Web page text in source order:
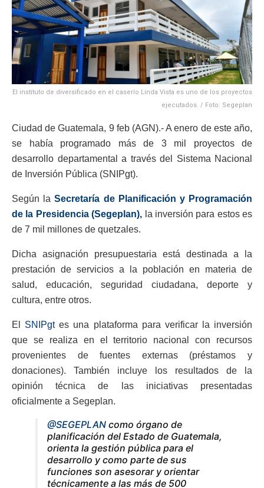
El instituto de diversificado en el caserío Linda Vista es uno de los proyectos
ejecutados. / Foto: Segeplan
Ciudad de Guatemala, 9 feb (AGN).- A enero de este año,
se había programado más de 3 mil proyectos de
desarrollo departamental a través del Sistema Nacional
de Inversión Pública (SNIPgt).
Según laSecretaría de Planificación y Programación
de la Presidencia (Segeplan), la inversión para estos es
de 7 mil millones de quetzales.
Dicha asignación presupuestaria está destinada a la
prestación de servicios a la población en materia de
salud, educación, seguridad ciudadana, deporte y
cultura, entre otros.
El SNIPgtes una plataforma para verificar la inversión
que se realiza en el territorio nacional con recursos
provenientes de fuentes externas (préstamos y
donaciones). También incluye los resultados de la
opinión técnica de las iniciativas presentadas
oficialmente a Segeplan.
@SEGEPLAN como órgano de
planificación del Estado de Guatemala,
orienta la gestión pública para el
desarrollo y como parte de sus
funciones son asesorar y orientar
técnicamente a las más de 500